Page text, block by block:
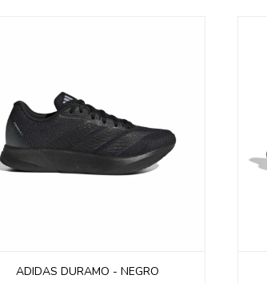
ADIDAS DURAMO - NEGRO